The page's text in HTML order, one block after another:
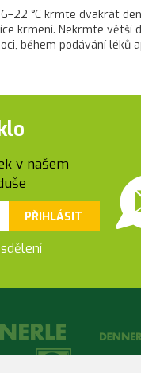
°C krmte dvakrát
krmení. Nekrmte větší
během podávání léků
v našem
PŘIHLÁSIT